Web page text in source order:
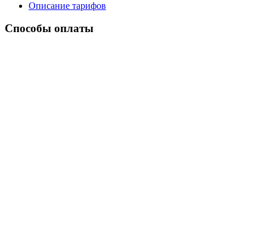
Описание тарифов
Способы оплаты